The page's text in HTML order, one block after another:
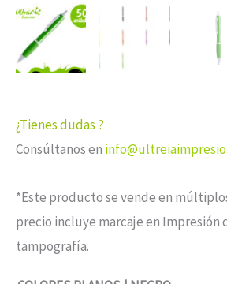
¿Tienes dudas ?
Consúltanos en
*Este producto se vende en
precio incluye marcaje en Impresión
tampografía.